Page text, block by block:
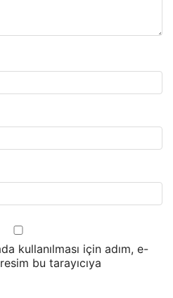
kullanılması için adım, e-
bu tarayıcıya